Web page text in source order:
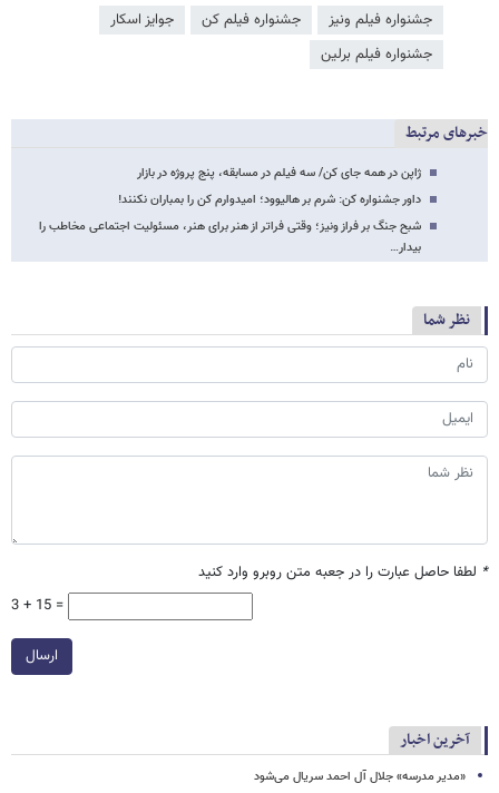
جشنواره فیلم ونیز جشنواره فیلم کن
جوایز اسکار
جشنواره فیلم برلین
خبرهای مرتبط
ژاپن در همه جای کن/ سه فیلم در مسابقه، پنج پروژه در بازار
داور جشنواره کن: شرم بر هالیوود؛ امیدوارم کن را بمباران نکنند!
شبح جنگ بر فراز ونیز؛ وقتی فراتر از هنر برای هنر، مسئولیت اجتماعی مخاطب را
بیدار…
نظر شما
* لطفا حاصل عبارت را در جعبه متن روبرو وارد کنید
3 + 15 =
ارسال
آخرین اخبار
«مدیر مدرسه» جلال آل احمد سریال می‌شود